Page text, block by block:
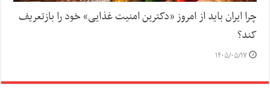
چرا ایران باید از امروز «دکترین امنیت غذایی» خود را بازتعریف
کند؟
۱۴۰۵/۰۵/۱۷